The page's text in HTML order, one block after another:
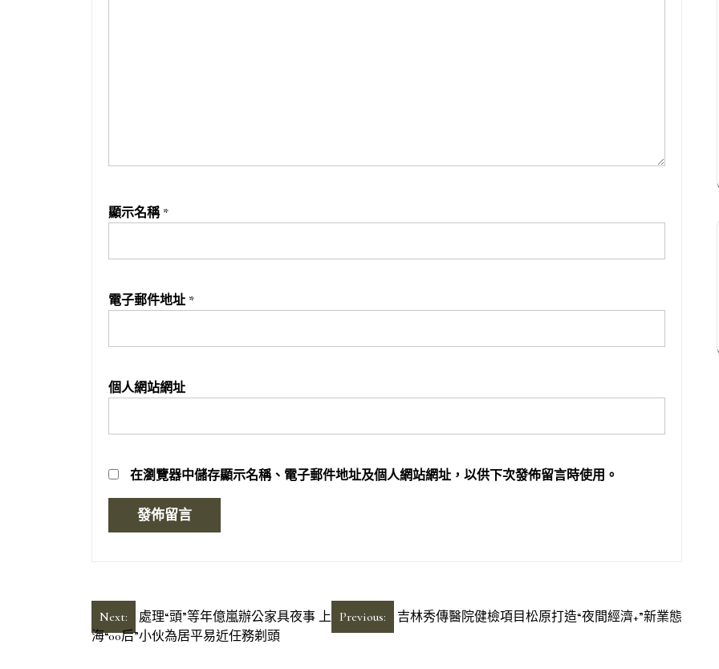
顯示名稱 *
電子郵件地址 *
個人網站網址
在瀏覽器中儲存顯示名稱、電子郵件地址及個人網站網址，以供下次發佈留言時使用。
文
章
Previous: 吉林秀傳醫院健檢項目松原打造“夜間經濟+”新業態
Next:
處理“頭”等年億嵐辦公家具夜事 上
海“00后”小伙為居平易近任務剃頭